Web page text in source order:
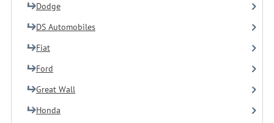
Dodge
DS Automobiles
Fiat
Ford
Great Wall
Honda